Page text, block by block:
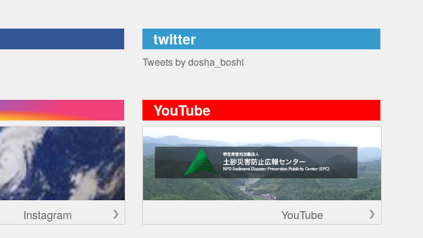
twitter
Tweets by dosha_boshi
Instagram
YouTube
YouTube